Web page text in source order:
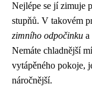
Nejlépe se jí zimuje
stupňů. V takovém
zimního odpočinku a
Nemáte chladnější
vytápěného pokoje,
náročnější.